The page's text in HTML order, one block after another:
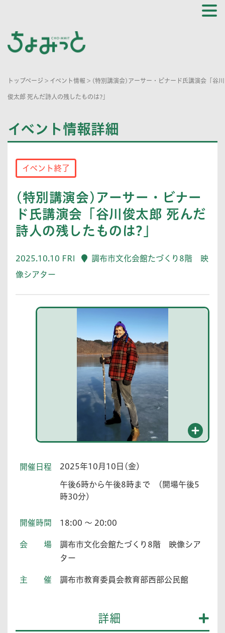
トップページ > イベント情報 > (特別講演会)アーサー・ビナード氏講演会「谷川
俊太郎 死んだ詩人の残したものは?」
イベント情報詳細
イベント終了
(特別講演会)アーサー・ビナー
ド氏講演会「谷川俊太郎 死んだ
詩人の残したものは?」
2025.10.10 FRI
調布市文化会館たづくり8階 映
像シアター
開催日程 2025年10月10日(金)
午後6時から午後8時まで (開場午後5
時30分)
開催時間 18:00 ～ 20:00
会場
調布市文化会館たづくり8階 映像シア
ター
主催 調布市教育委員会教育部西部公民館
詳細